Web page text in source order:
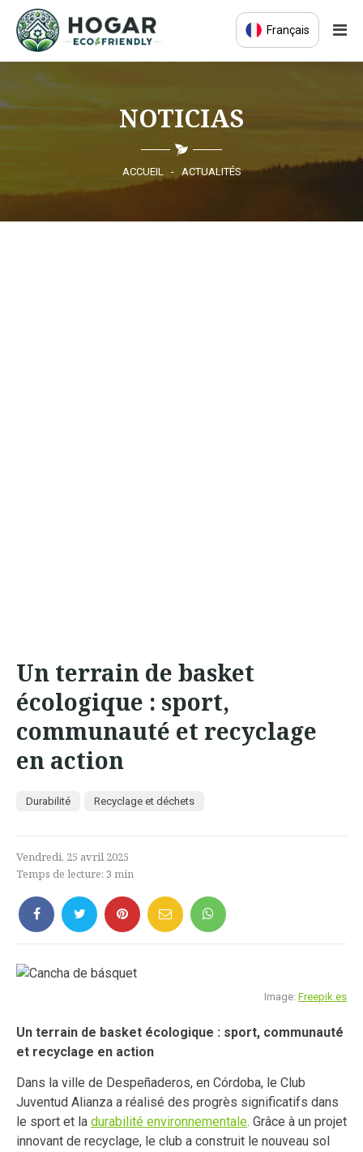
Français
NOTICIAS
ACCUEIL - ACTUALITÉS
Un terrain de basket
écologique : sport,
communauté et recyclage
en action
Durabilité Recyclage et déchets
Vendredi, 25 avril 2025
Temps de lecture: 3 min
Image: Freepik.es
Un terrain de basket écologique : sport, communauté
et recyclage en action
Dans la ville de Despeñaderos, en Córdoba, le Club
Juventud Alianza a réalisé des progrès significatifs dans
le sport et la durabilité environnementale. Grâce à un projet
innovant de recyclage, le club a construit le nouveau sol